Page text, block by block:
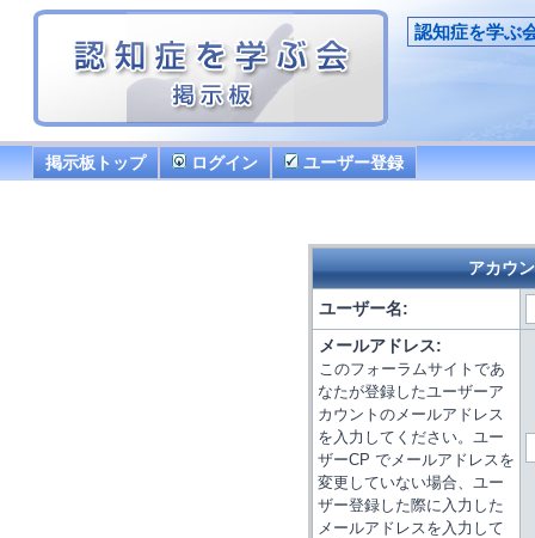
認知症を学ぶ
掲示板トップ ログイン ユーザー登録
アカウ
ユーザー名:
メールアドレス:
このフォーラムサイトであ
なたが登録したユーザーア
カウントのメールアドレス
を入力してください。ユー
ザーCP でメールアドレスを
変更していない場合、ユー
ザー登録した際に入力した
メールアドレスを入力して